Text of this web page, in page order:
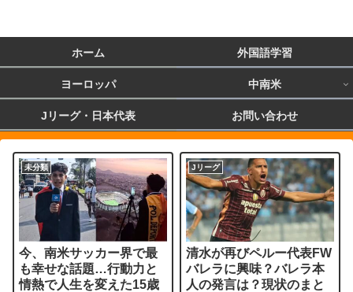
ホーム 外国語学習
ヨーロッパ 中南米
Jリーグ・日本代表 お問い合わせ
未分類
今、南米サッカー界で最
も幸せな話題…行動力と
情熱で人生を変えた15歳
Jリーグ
清水が再びペルー代表FW
バレラに興味？バレラ本
人の発言は？現状のまと